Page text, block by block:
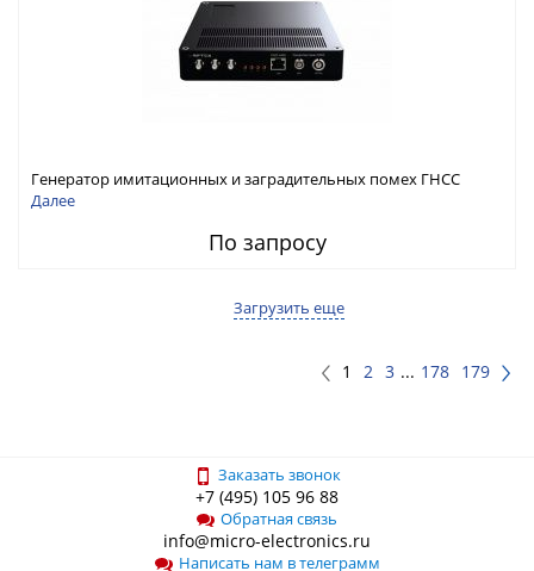
Генератор имитационных и заградительных помех ГНСС
RFТех ГНСП-4400
Далее
По запросу
Загрузить еще
1 2 3 ... 178 179
Заказать звонок
+7 (495) 105 96 88
Обратная связь
info@micro-electronics.ru
Написать нам в телеграмм